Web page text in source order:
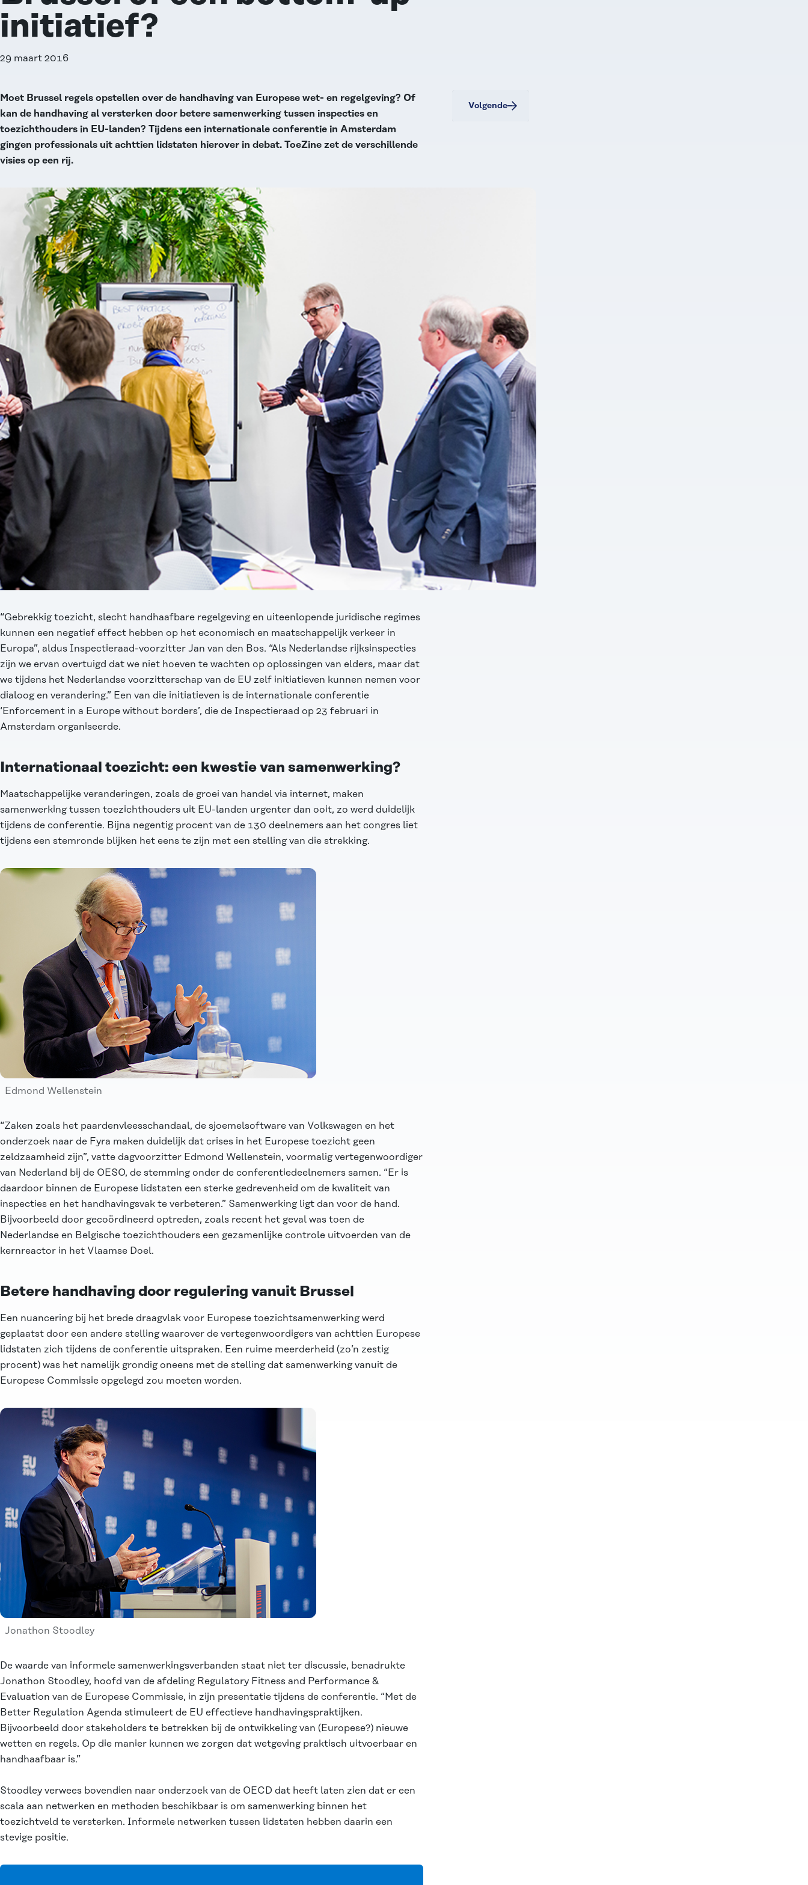
initiatief?
29 maart 2016
Volgende
Moet Brussel regels opstellen over de handhaving van Europese wet- en regelgeving? Of
kan de handhaving al versterken door betere samenwerking tussen inspecties en
toezichthouders in EU-landen? Tijdens een internationale conferentie in Amsterdam
gingen professionals uit achttien lidstaten hierover in debat. ToeZine zet de verschillende
visies op een rij.
“Gebrekkig toezicht, slecht handhaafbare regelgeving en uiteenlopende juridische regimes
kunnen een negatief effect hebben op het economisch en maatschappelijk verkeer in
Europa”, aldus Inspectieraad-voorzitter Jan van den Bos. “Als Nederlandse rijksinspecties
zijn we ervan overtuigd dat we niet hoeven te wachten op oplossingen van elders, maar dat
we tijdens het Nederlandse voorzitterschap van de EU zelf initiatieven kunnen nemen voor
dialoog en verandering.” Een van die initiatieven is de internationale conferentie
‘Enforcement in a Europe without borders’, die de Inspectieraad op 23 februari in
Amsterdam organiseerde.
Internationaal toezicht: een kwestie van samenwerking?
Maatschappelijke veranderingen, zoals de groei van handel via internet, maken
samenwerking tussen toezichthouders uit EU-landen urgenter dan ooit, zo werd duidelijk
tijdens de conferentie. Bijna negentig procent van de 130 deelnemers aan het congres liet
tijdens een stemronde blijken het eens te zijn met een stelling van die strekking.
Edmond Wellenstein
“Zaken zoals het paardenvleesschandaal, de sjoemelsoftware van Volkswagen en het
onderzoek naar de Fyra maken duidelijk dat crises in het Europese toezicht geen
zeldzaamheid zijn”, vatte dagvoorzitter Edmond Wellenstein, voormalig vertegenwoordiger
van Nederland bij de OESO, de stemming onder de conferentiedeelnemers samen. “Er is
daardoor binnen de Europese lidstaten een sterke gedrevenheid om de kwaliteit van
inspecties en het handhavingsvak te verbeteren.” Samenwerking ligt dan voor de hand.
Bijvoorbeeld door gecoördineerd optreden, zoals recent het geval was toen de
Nederlandse en Belgische toezichthouders een gezamenlijke controle uitvoerden van de
kernreactor in het Vlaamse Doel.
Betere handhaving door regulering vanuit Brussel
Een nuancering bij het brede draagvlak voor Europese toezichtsamenwerking werd
geplaatst door een andere stelling waarover de vertegenwoordigers van achttien Europese
lidstaten zich tijdens de conferentie uitspraken. Een ruime meerderheid (zo’n zestig
procent) was het namelijk grondig oneens met de stelling dat samenwerking vanuit de
Europese Commissie opgelegd zou moeten worden.
Jonathon Stoodley
De waarde van informele samenwerkingsverbanden staat niet ter discussie, benadrukte
Jonathon Stoodley, hoofd van de afdeling Regulatory Fitness and Performance &
Evaluation van de Europese Commissie, in zijn presentatie tijdens de conferentie. “Met de
Better Regulation Agenda stimuleert de EU effectieve handhavingspraktijken.
Bijvoorbeeld door stakeholders te betrekken bij de ontwikkeling van (Europese?) nieuwe
wetten en regels. Op die manier kunnen we zorgen dat wetgeving praktisch uitvoerbaar en
handhaafbaar is.”
Stoodley verwees bovendien naar onderzoek van de OECD dat heeft laten zien dat er een
scala aan netwerken en methoden beschikbaar is om samenwerking binnen het
toezichtveld te versterken. Informele netwerken tussen lidstaten hebben daarin een
stevige positie.